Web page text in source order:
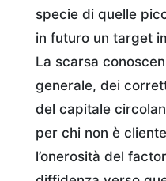
specie di quelle
in futuro un target
La scarsa
generale, dei
del capitale
per chi non è
l’onerosità del